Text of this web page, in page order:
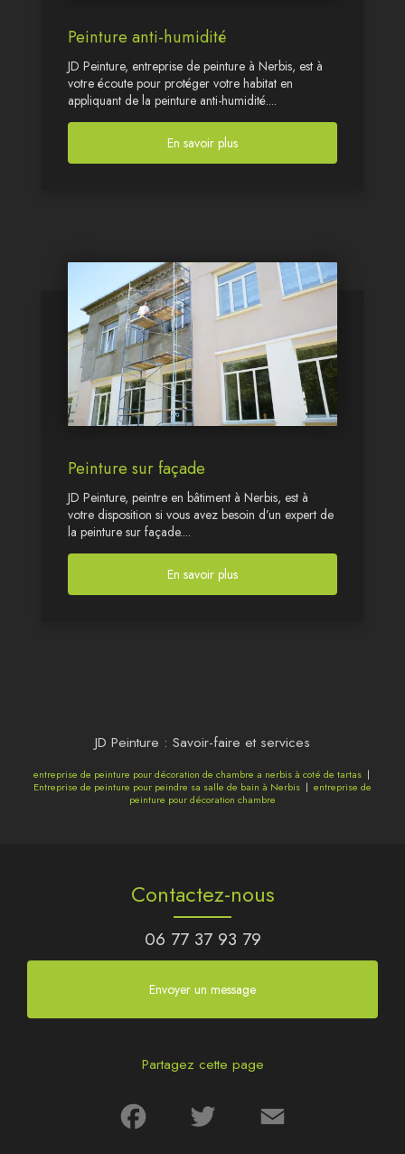
Peinture anti-humidité
JD Peinture, entreprise de peinture à Nerbis, est à
votre écoute pour protéger votre habitat en
appliquant de la peinture anti-humidité....
En savoir plus
Peinture sur façade
JD Peinture, peintre en bâtiment à Nerbis, est à
votre disposition si vous avez besoin d’un expert de
la peinture sur façade....
En savoir plus
JD Peinture : Savoir-faire et services
entreprise de peinture pour décoration de chambre a nerbis à coté de tartas|
Entreprise de peinture pour peindre sa salle de bain à Nerbis | entreprise de
peinture pour décoration chambre
Contactez-nous
06 77 37 93 79
Envoyer un message
Partagez cette page